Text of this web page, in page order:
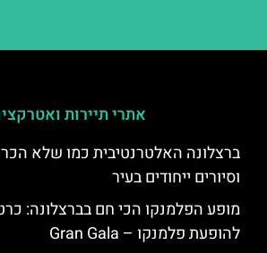
אתרי תיירות
ברצלונה האלטרנטיבית כמו שלא
וסיורים ייחודים בעיר
מופע הפלמנקו הכי חם בברצלונה:
להופעת פלמנקו – Gran Gala